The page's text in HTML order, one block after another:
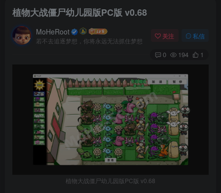
植物大战僵尸幼儿园版PC版 v0.68
MoHeRoot
若不去追逐梦想，你将永远无法抓住梦想
关注 私信
0 194 1
植物大战僵尸幼儿园版PC版 v0.68